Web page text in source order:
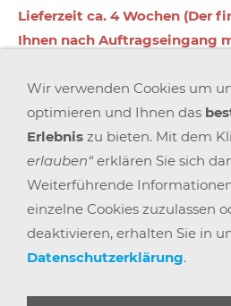
Lieferzeit ca. 4 Wochen (Der
Ihnen nach Auftragseingang
Für später merken
ARBEITSPLATZEXPERTEN
Wir verwenden Cookies um
optimieren und Ihnen das
Erlebnis zu bieten. Mit dem
erlauben“ erklären Sie sich
Weiterführende
einzelne Cookies zuzulassen
deaktivieren, erhalten Sie in
Datenschutzerklärung.